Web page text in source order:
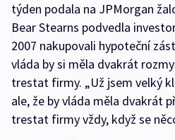
týden podala na JPMorgan
Bear Stearns podvedla
2007 nakupovali hypoteční
vláda by si měla dvakrát
trestat firmy. „Už jsem velký
ale, že by vláda měla dvakrát
trestat firmy vždy, když se